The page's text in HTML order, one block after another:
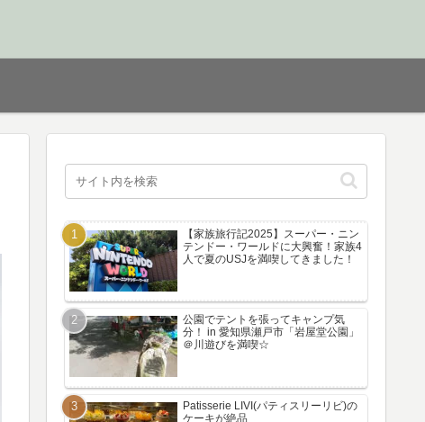
【家族旅行記2025】スーパー・ニン
テンドー・ワールドに大興奮！家族4
人で夏のUSJを満喫してきました！
公園でテントを張ってキャンプ気
分！ in 愛知県瀬戸市「岩屋堂公園」
＠川遊びを満喫☆
Patisserie LIVI(パティスリーリビ)の
ケーキが絶品